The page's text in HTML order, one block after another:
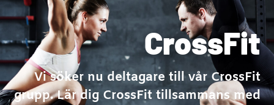
CrossFit
Vi söker nu deltagare till vår CrossFit
grupp. Lär dig CrossFit tillsammans med